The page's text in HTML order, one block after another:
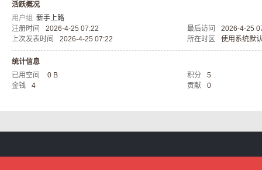
服
活跃概况
用户组 新手上路
注册时间
2026-4-25 07:22 最后访问
2026-4-25
上次发表时间
2026-4-25 07:22 所在时区 使用系统默
统计信息
已用空间
0 B 积分
5
金钱
4 贡献 0